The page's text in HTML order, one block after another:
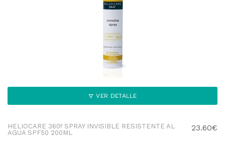
VER DETALLE
HELIOCARE 360º SPRAY INVISIBLE RESISTENTE AL
AGUA SPF50 200ML
23.60€